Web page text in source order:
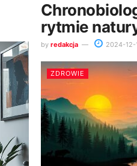
rytmie
by redakcja 2024-12-
ZDROWIE